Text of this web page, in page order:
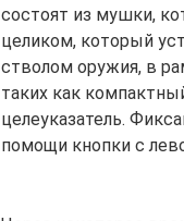
состоят из мушки,
целиком, который
стволом оружия, в
таких как
целеуказатель.
помощи кнопки с